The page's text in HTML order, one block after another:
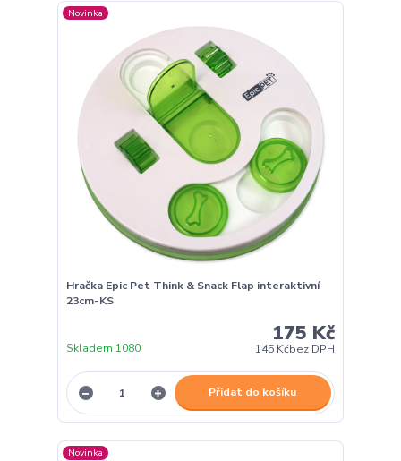
Novinka
Hračka Epic Pet Think & Snack Flap interaktivní
23cm-KS
175 Kč
145 Kčbez DPH
Skladem 1080
Přidat do košíku
Novinka